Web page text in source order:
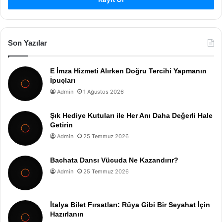
Son Yazılar
E İmza Hizmeti Alırken Doğru Tercihi Yapmanın
İpuçları
Admin 1 Ağustos 2026
Şık Hediye Kutuları ile Her Anı Daha Değerli Hale
Getirin
Admin 25 Temmuz 2026
Bachata Dansı Vücuda Ne Kazandırır?
Admin 25 Temmuz 2026
İtalya Bilet Fırsatları: Rüya Gibi Bir Seyahat İçin
Hazırlanın